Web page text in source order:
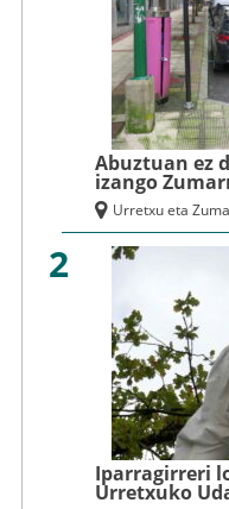
Abuztuan ez
izango
Urretxu eta
2
Iparragirreri
Urretxuko